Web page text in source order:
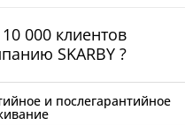
000 клиентов
SKARBY ?
и послегарантийное